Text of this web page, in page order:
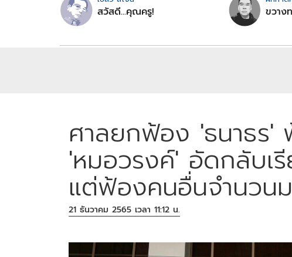
สวัสดี...คุณครู! ขวาง
ศาลยกฟ้อง 'ธนาธร'
'หมอวรงค์' อัดกลับเรี
แต่ฟ้องคนอื่นจำนวน
21 ธันวาคม 2565 เวลา 11:12 น.